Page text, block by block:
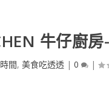
牛仔廚
間, 美食吃透透| 0 |